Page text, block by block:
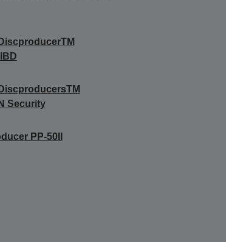
Security
PP-50II